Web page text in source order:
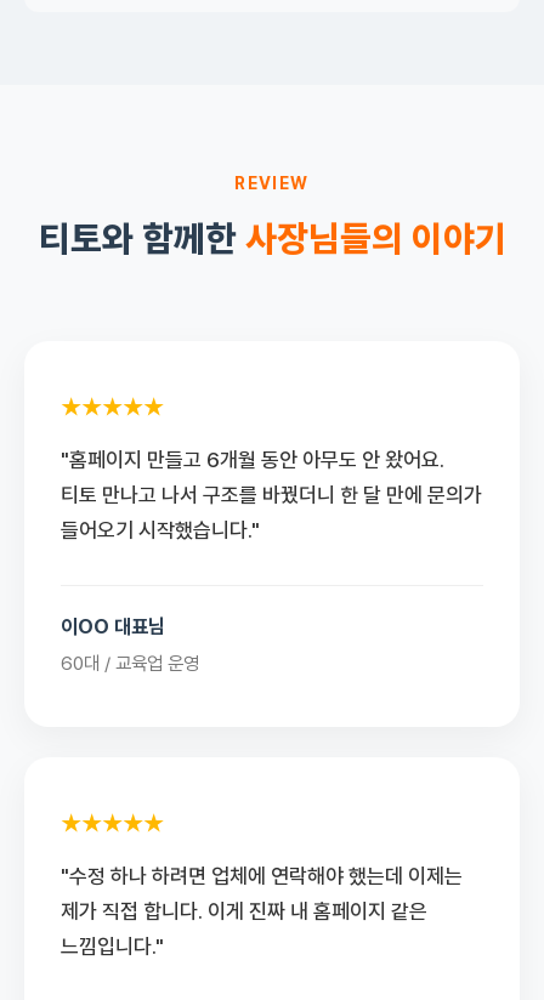
REVIEW
티토와 함께한 사장님들의 이야기
★★★★★
"홈페이지 만들고 6개월 동안 아무도 안 왔어요.
티토 만나고 나서 구조를 바꿨더니 한 달 만에 문의가
들어오기 시작했습니다."
이OO 대표님
60대 / 교육업 운영
★★★★★
"수정 하나 하려면 업체에 연락해야 했는데 이제는
제가 직접 합니다. 이게 진짜 내 홈페이지 같은
느낌입니다."